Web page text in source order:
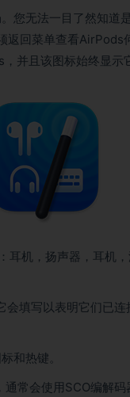
您无法一目了然知道
回菜单查看AirPods
并且该图标始终显示
机，扬声器，耳机
填写以表明它们已
和热键。
常会使用SCO编解